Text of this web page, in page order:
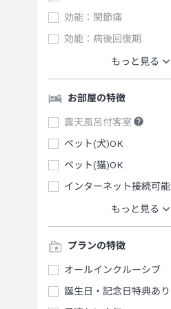
効能：関節痛
効能：病後回復期
もっと見る
お部屋の特徴
露天風呂付客室
ペット(犬)OK
ペット(猫)OK
インターネット接続可能
もっと見る
プランの特徴
オールインクルーシブ
誕生日・記念日特典あり